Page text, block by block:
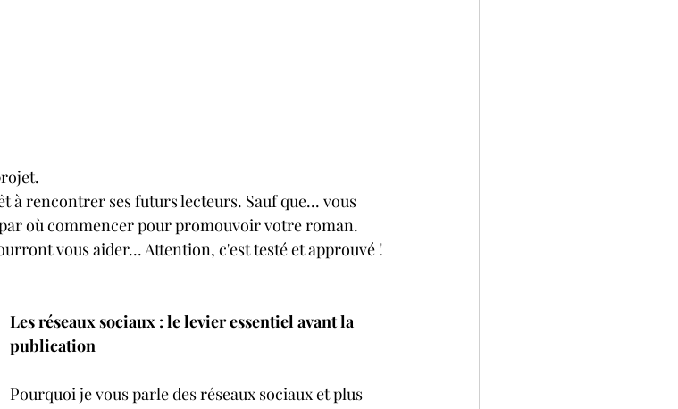
à rencontrer ses futurs lecteurs. Sauf que... vous
où commencer pour promouvoir votre roman.
vous aider... Attention, c'est testé et approuvé !
Les réseaux sociaux : le levier essentiel avant la
publication
Pourquoi je vous parle des réseaux sociaux et plus